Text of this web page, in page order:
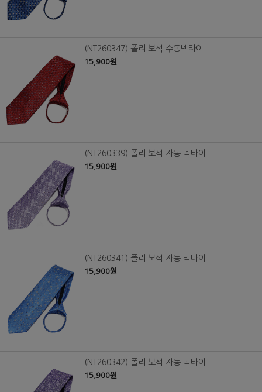
(NT260347) 폴리 보석 수동넥타이
15,900원
(NT260339) 폴리 보석 자동 넥타이
15,900원
(NT260341) 폴리 보석 자동 넥타이
15,900원
(NT260342) 폴리 보석 자동 넥타이
15,900원